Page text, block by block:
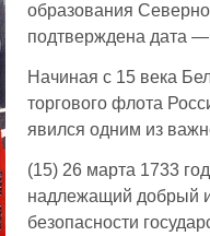
образования
подтверждена дата
Начиная с 15 века
торгового флота
явился одним из
(15) 26 марта 1733
надлежащий добрый
безопасности